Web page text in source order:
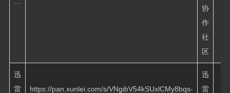
协
作
社
区
迅
雷
https://pan.xunlei.com/s/VNgibV54kSUxlCMy8bqs-
迅
雷